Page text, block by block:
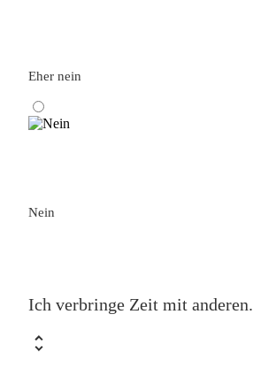
Eher nein
Nein
Ich verbringe Zeit mit anderen.